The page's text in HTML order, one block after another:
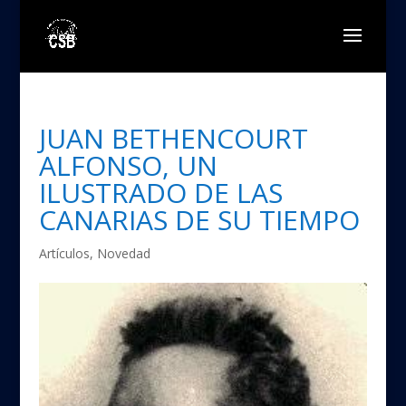
JUAN BETHENCOURT
ALFONSO, UN
ILUSTRADO DE LAS
CANARIAS DE SU TIEMPO
Artículos, Novedad